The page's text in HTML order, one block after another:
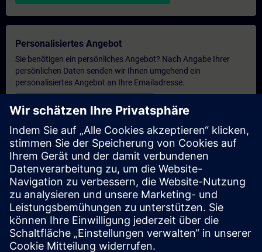
Personalisiertes Angebot
Sie benötigen ein persönliches Angebot? Nach Angabe Ihrer
persönlichen Daten senden wir Ihnen umgehend ein
personalisiertes Angebot an Ihre Emailadresse.
Persönliches Angebot zusenden
Anfrage Exklusivtraining
Haben Sie Bedarf an einem höheren Schulungsangebot und
brauchen ein exklusives Training – entweder vor Ort bei Ihnen,
virtuell oder in einem SITRAIN Trainingscenter? Nachdem Sie
uns Ihre persönlichen Daten und Ihren Trainingsbedarf
übermittelt haben, bekommen Sie von uns ein Angebot für eine
exklusive Schulung.
Exklusives Angebot anfragen